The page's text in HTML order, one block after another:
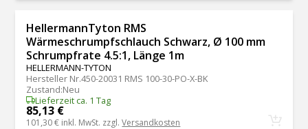
HellermannTyton RMS
Wärmeschrumpfschlauch Schwarz, Ø 100 mm
Schrumpfrate 4.5:1, Länge 1m
HELLERMANN-TYTON
Hersteller Nr.450-20031 RMS 100-30-PO-X-BK
Zustand:Neu
Lieferzeit ca. 1 Tag
85,13 €
101,30 € inkl. MwSt. zzgl.Versandkosten